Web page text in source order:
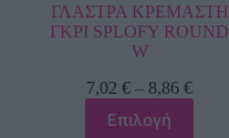
ΓΛΑΣΤΡΑ ΚΡΕΜΑΣΤΗ
ΓΚΡΙ SPLOFY ROUND
W
7,02€ – 8,86€
Επιλογή